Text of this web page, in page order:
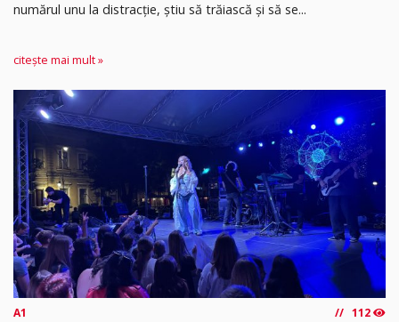
numărul unu la distracție, știu să trăiască și să se...
citește mai mult »
A1 112